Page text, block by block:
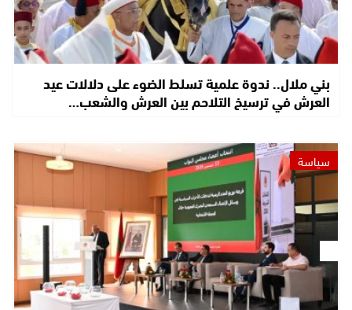
بني ملال.. ندوة علمية تسلط الضوء على دلالات عيد
العرش في ترسيخ التلاحم بين العرش والشعب…
سياسة